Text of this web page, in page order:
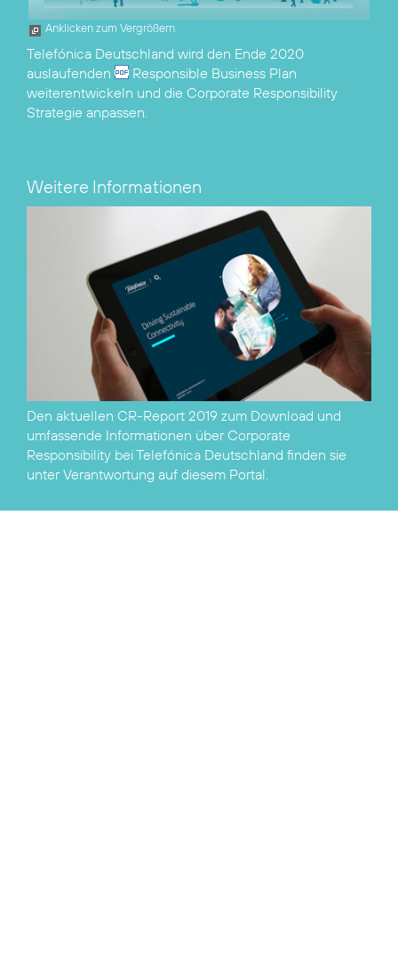
Anklicken zum Vergrößern
Telefónica Deutschland wird den Ende 2020
auslaufenden
Responsible Business Plan
weiterentwickeln und die Corporate Responsibility
Strategie anpassen.
Weitere Informationen
Den aktuellen CR-Report 2019 zum Download und
umfassende Informationen über Corporate
Responsibility bei Telefónica Deutschland finden sie
unterVerantwortung auf diesem Portal.